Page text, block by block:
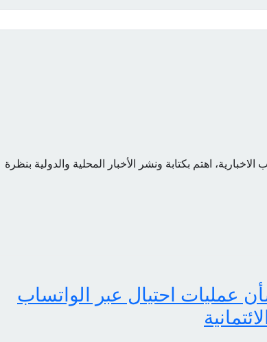
اهتم بكتابة ونشر الأخبار المحلية والدولية بنظرة
عمليات احتيال عبر الواتساب